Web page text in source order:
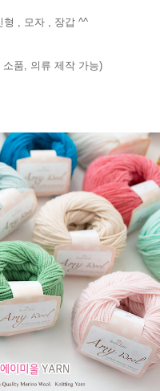
형 , 모자 , 장갑 ^^
품, 의류 제작 가능)